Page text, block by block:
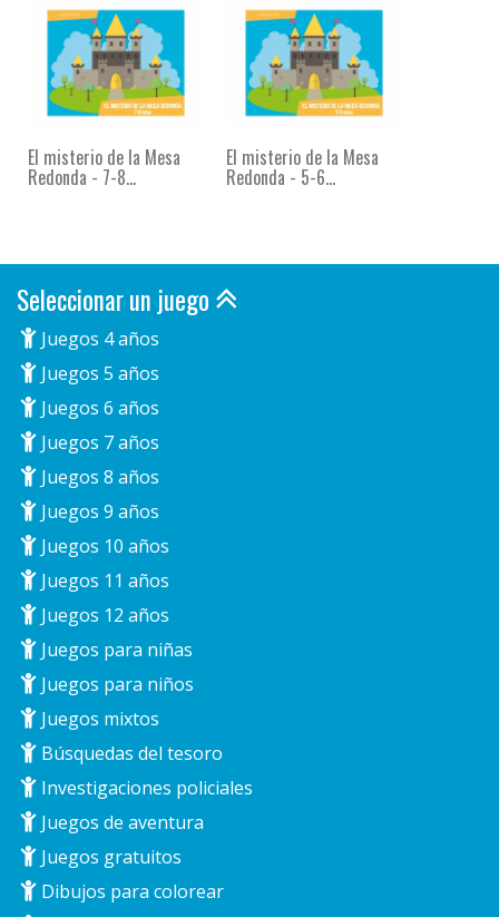
El misterio de la Mesa
Redonda - 7-8...
El misterio de la Mesa
Redonda - 5-6...
Seleccionar un juego
Juegos 4 años
Juegos 5 años
Juegos 6 años
Juegos 7 años
Juegos 8 años
Juegos 9 años
Juegos 10 años
Juegos 11 años
Juegos 12 años
Juegos para niñas
Juegos para niños
Juegos mixtos
Búsquedas del tesoro
Investigaciones policiales
Juegos de aventura
Juegos gratuitos
Dibujos para colorear